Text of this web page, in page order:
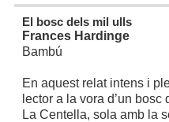
El bosc dels mil ulls
Frances Hardinge
Bambú
En aquest relat intens i
lector a la vora d’un
La Centella, sola amb la